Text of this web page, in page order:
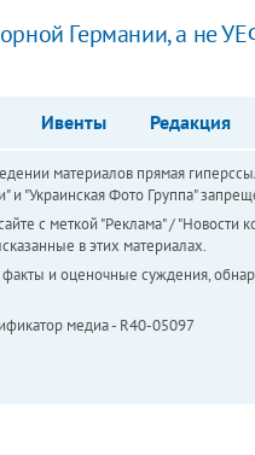
Германии, а не
Ивенты Редакция
материалов прямая
и "Украинская Фото Группа"
с меткой "Реклама" / "Новости
в этих материалах.
факты и оценочные суждения,
медиа - R40-05097